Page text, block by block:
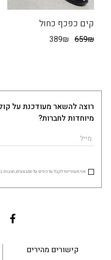
קים כפכף כחול
659₪
389₪
רוצה להשאר מעודכנת על
מיוחדות לחברות?
אני מעוניינת לקבל עדכונים על המבצעים, הטבות
קישורים מהירים